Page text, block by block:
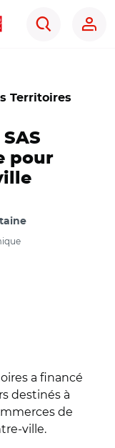
Rechercher
Territoires
pour
sur Linkedin
page sur Twitter
cette page sur
a financé
destinés à
de
ville.